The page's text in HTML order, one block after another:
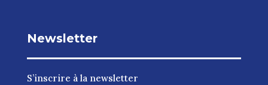
Newsletter
S’inscrire à la newsletter